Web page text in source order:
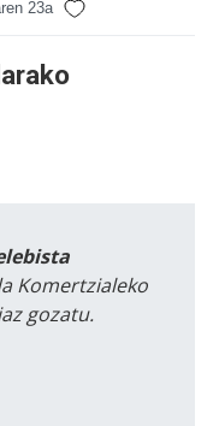
23a
Komertzialeko
gozatu.